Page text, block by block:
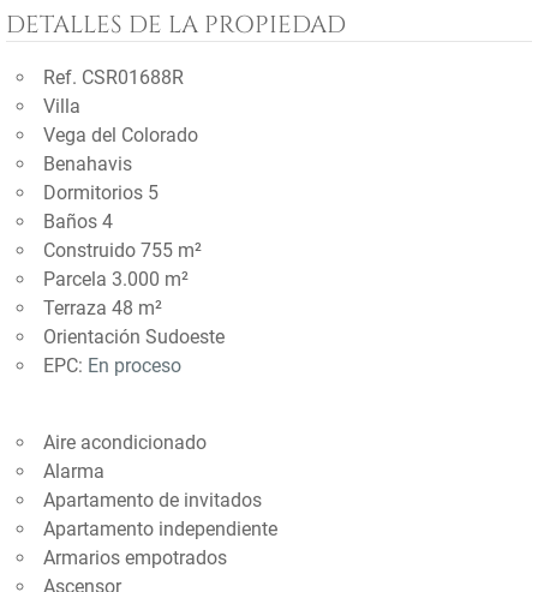
DETALLES DE LA PROPIEDAD
Ref. CSR01688R
Villa
Vega del Colorado
Benahavis
Dormitorios 5
Baños 4
Construido 755 m²
Parcela 3.000 m²
Terraza 48 m²
Orientación Sudoeste
EPC: En proceso
Aire acondicionado
Alarma
Apartamento de invitados
Apartamento independiente
Armarios empotrados
Ascensor